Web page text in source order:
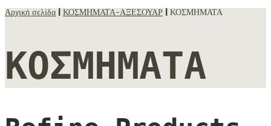
Αρχική σελίδα ΚΟΣΜΗΜΑΤΑ-ΑΞΕΣΟΥΑΡ | ΚΟΣΜΗΜΑΤΑ
ΚΟΣΜΗΜΑΤΑ